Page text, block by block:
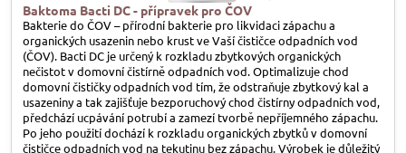
Baktoma Bacti DC - přípravek pro ČOV
Bakterie do ČOV – přírodní bakterie pro likvidaci zápachu a
organických usazenin nebo krust ve Vaší čističce odpadních vod
(ČOV). Bacti DC je určený k rozkladu zbytkových organických
nečistot v domovní čistírně odpadních vod. Optimalizuje chod
domovní čističky odpadních vod tím, že odstraňuje zbytkový kal a
usazeniny a tak zajišťuje bezporuchový chod čistírny odpadních vod,
předchází ucpávání potrubí a zamezí tvorbě nepříjemného zápachu.
Po jeho použití dochází k rozkladu organických zbytků v domovní
čističce odpadních vod na tekutinu bez zápachu. Výrobek je důležitý